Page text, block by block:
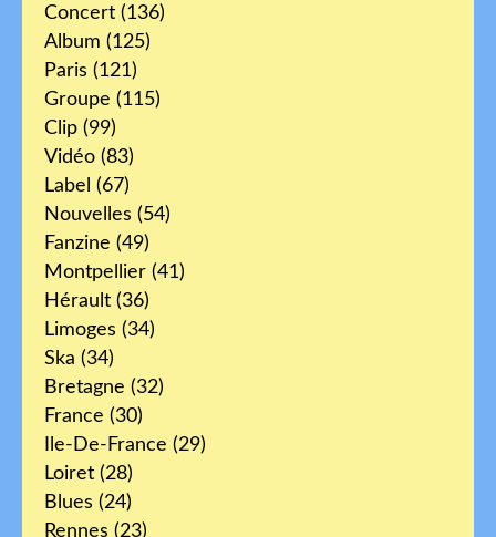
Concert (136)
Album (125)
Paris (121)
Groupe (115)
Clip (99)
Vidéo (83)
Label (67)
Nouvelles (54)
Fanzine (49)
Montpellier (41)
Hérault (36)
Limoges (34)
Ska (34)
Bretagne (32)
France (30)
Ile-De-France (29)
Loiret (28)
Blues (24)
Rennes (23)